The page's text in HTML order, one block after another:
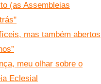
(as Assembleias
mas também abertos
meu olhar sobre o
Eclesial